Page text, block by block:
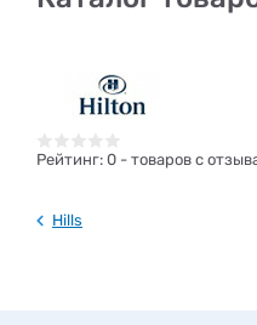
Рейтинг: 0 - товаров с
Hills